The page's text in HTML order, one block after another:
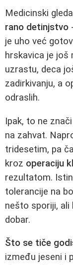
Medicinski
rano detinjstvo
je uho već
hrskavica je još
uzrastu, deca
zadirkivanju, a
odraslih.
Ipak, to ne
na zahvat.
tridesetim, pa
kroz operaciju
rezultatom.
tolerancije na
nešto sporiji, ali
dobar.
Što se tiče
između jeseni i